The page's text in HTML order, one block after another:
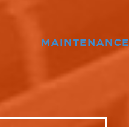
MAINTENANCE